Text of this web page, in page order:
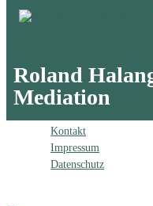
Roland
Mediation
Kontakt
Impressum
Datenschutz